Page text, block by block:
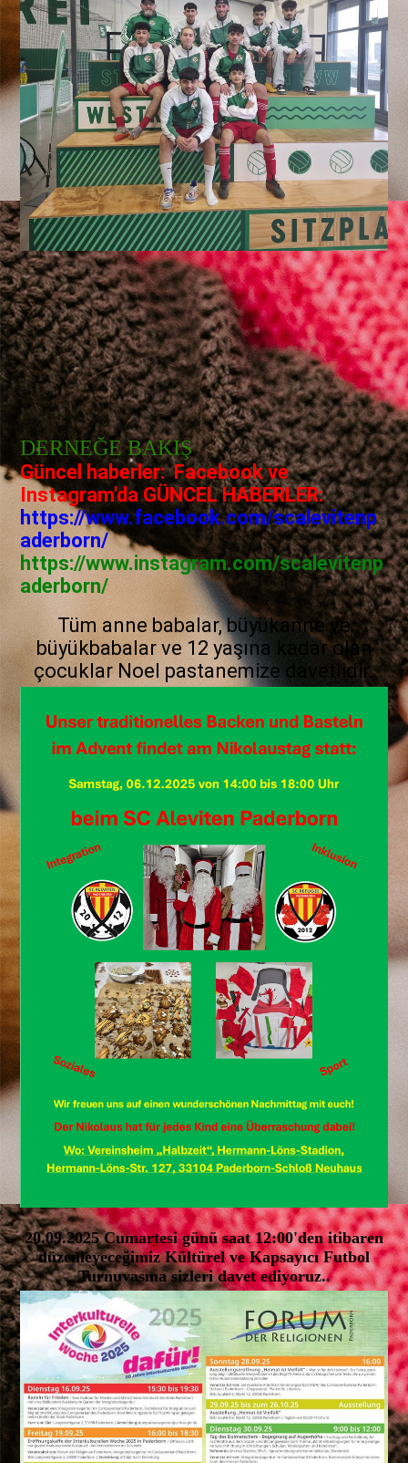
DERNEĞE BAKIŞ
Güncel haberler: Facebook ve
Instagram'da GÜNCEL HABERLER:
https://www.facebook.com/scalevitenp
aderborn/
https://www.instagram.com/scalevitenp
aderborn/
Tüm anne babalar, büyükanne ve
büyükbabalar ve 12 yaşına kadar olan
çocuklar Noel pastanemize davetlidir.
20.09.2025 Cumartesi günü saat 12:00'den itibaren
düzenleyeceğimiz Kültürel ve Kapsayıcı Futbol
Turnuvasına sizleri davet ediyoruz..